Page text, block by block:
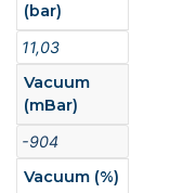
(bar)
11,03
Vacuum
(mBar)
-904
Vacuum (%)